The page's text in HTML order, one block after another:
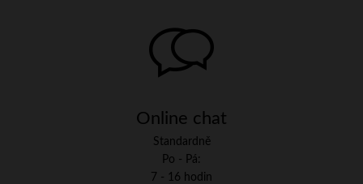
Online chat
Standardně
Po - Pá:
7 - 16 hodin